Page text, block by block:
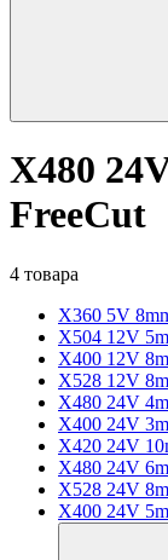
X480
FreeCut
4 товара
X360 5V
X504 12V
X400 12V
X528 12V
X480 24V
X400 24V
X420 24V
X480 24V
X528 24V
X400 24V